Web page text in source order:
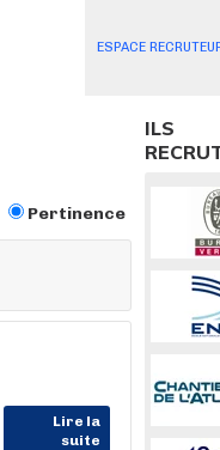
ESPACE
Pertinence
Lire la
suite
ILS